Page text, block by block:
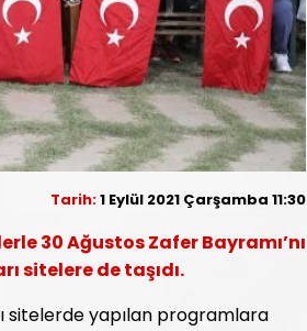
Tarih:1 Eylül 2021 Çarşamba 11:30
30 Ağustos Zafer Bayramı’nı
sitelere de taşıdı.
sitelerde yapılan programlara